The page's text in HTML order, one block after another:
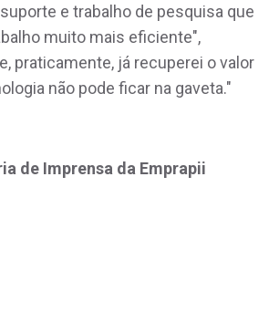
e trabalho de pesquisa que
muito mais eficiente",
praticamente, já recuperei o valor
não pode ficar na gaveta."
de Imprensa da Emprapii